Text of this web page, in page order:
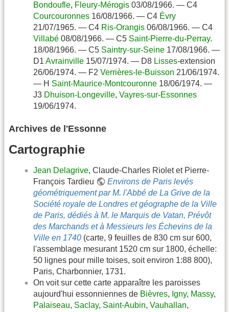
Bondoufle, Fleury-Mérogis 03/08/1966. — C4
Courcouronnes 16/08/1966. — C4 Évry
21/07/1965. — C4 Ris-Orangis 06/08/1966. — C4
Villabé 08/08/1966. — C5 Saint-Pierre-du-Perray.
18/08/1966. — C5 Saintry-sur-Seine 17/08/1966. —
D1Avrainville 15/07/1974. — D8 Lisses-extension
26/06/1974. — F2 Verrières-le-Buisson 21/06/1974.
— H Saint-Maurice-Montcouronne 18/06/1974. —
J3 Dhuison-Longeville, Vayres-sur-Essonnes
19/06/1974.
Archives de l'Essonne
Cartographie
Jean Delagrive, Claude-Charles Riolet et Pierre-
François Tardieu
Environs de Paris levés
géométriquement par M. l'Abbé de La Grive de la
Société royale de Londres et géographe de la Ville
de Paris, dédiés à M. le Marquis de Vatan, Prévôt
des Marchands et à Messieurs les Échevins de la
Ville en 1740 (carte, 9 feuilles de 830 cm sur 600,
l'assemblage mesurant 1520 cm sur 1800, échelle:
50 lignes pour mille toises, soit environ 1:88 800),
Paris, Charbonnier, 1731.
On voit sur cette carte apparaître les paroisses
aujourd'hui essonniennes de Bièvres, Igny, Massy,
Palaiseau, Saclay, Saint-Aubin, Vauhallan,